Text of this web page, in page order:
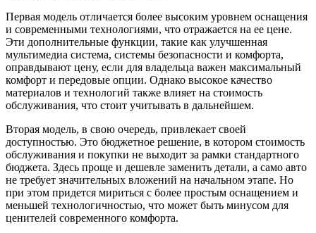
Первая модель отличается более высоким уровнем оснащения
и современными технологиями, что отражается на ее цене.
Эти дополнительные функции, такие как улучшенная
мультимедиа система, системы безопасности и комфорта,
оправдывают цену, если для владельца важен максимальный
комфорт и передовые опции. Однако высокое качество
материалов и технологий также влияет на стоимость
обслуживания, что стоит учитывать в дальнейшем.
Вторая модель, в свою очередь, привлекает своей
доступностью. Это бюджетное решение, в котором стоимость
обслуживания и покупки не выходит за рамки стандартного
бюджета. Здесь проще и дешевле заменить детали, а само авто
не требует значительных вложений на начальном этапе. Но
при этом придется мириться с более простым оснащением и
меньшей технологичностью, что может быть минусом для
ценителей современного комфорта.